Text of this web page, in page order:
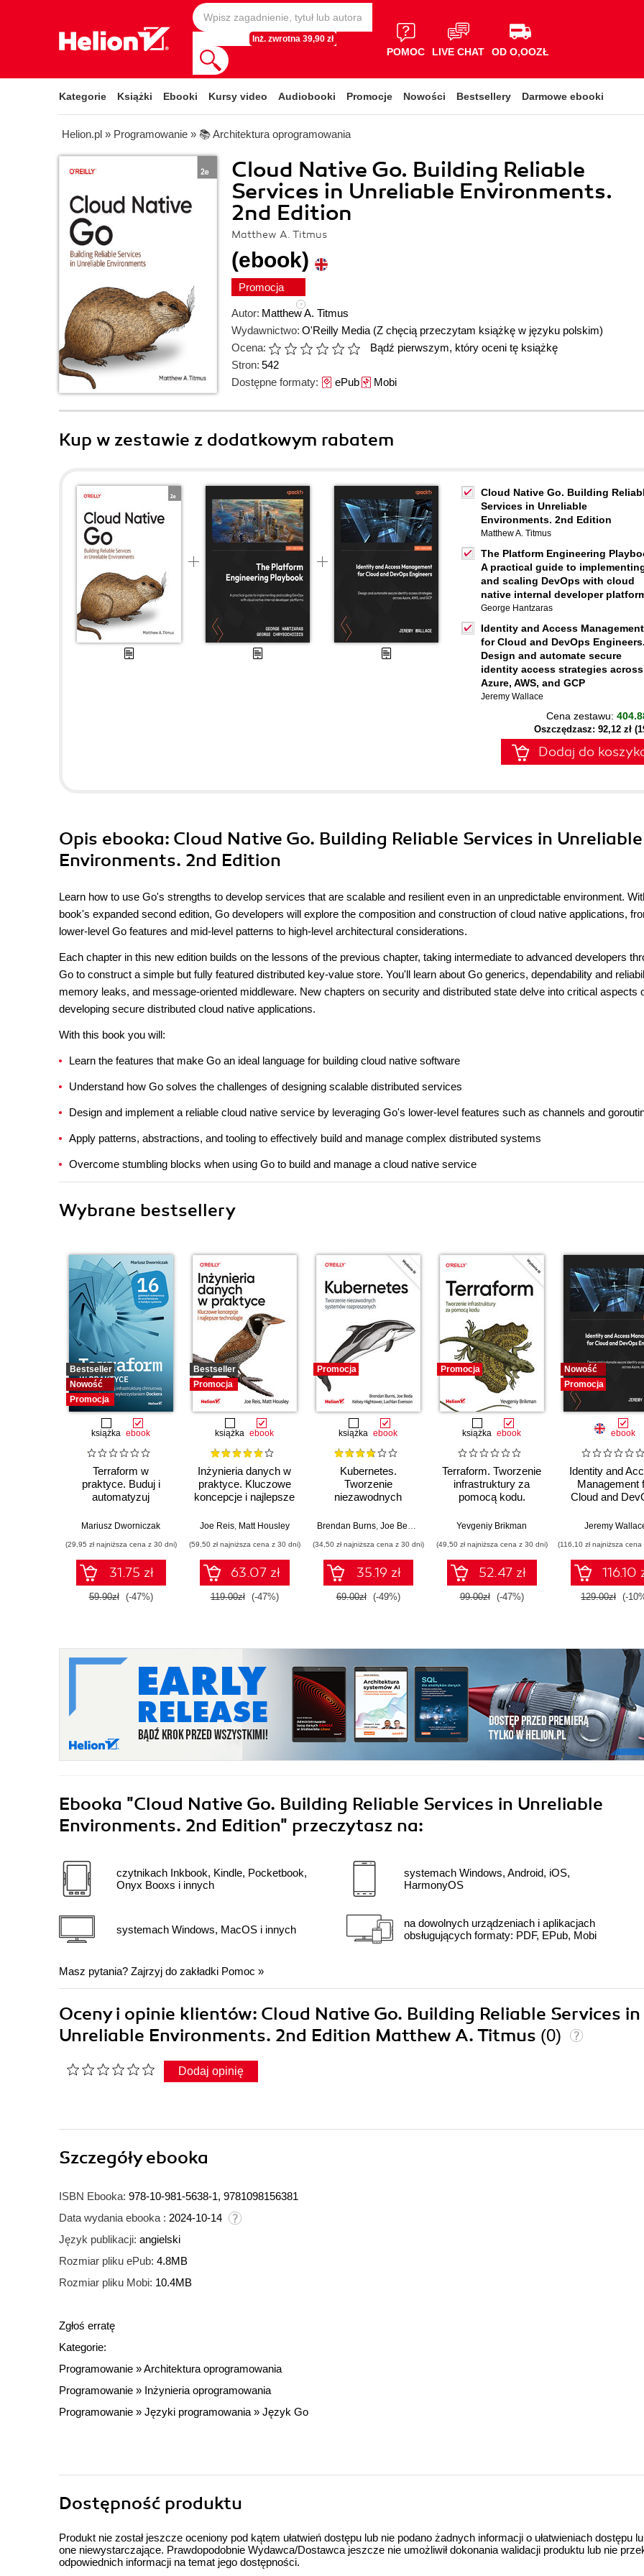
Inż. zwrotna 39,90 zł
POMOC LIVE CHAT OD O,OOZŁ
Kategorie Książki Ebooki Kursy video Audiobooki Promocje Nowości Bestsellery Darmowe ebooki
Helion.pl » Programowanie » 📚 Architektura oprogramowania
Cloud Native Go. Building Reliable
Services in Unreliable Environments.
2nd Edition
Matthew A. Titmus
(ebook)
Promocja
Autor: Matthew A. Titmus
Wydawnictwo: O'Reilly Media (Z chęcią przeczytam książkę w języku polskim)
Ocena:
Bądź pierwszym, który oceni tę książkę
Stron: 542
Dostępne formaty: ePubMobi
Kup w zestawie z dodatkowym rabatem
Cloud Native Go. Building
Services in Unreliable
Environments. 2nd Edition
Matthew A. Titmus
The Platform Engineering
A practical guide to
and scaling DevOps with cloud
native internal developer
George Hantzaras
Identity and Access Management
for Cloud and DevOps Engineers.
Design and automate secure
identity access strategies across
Azure, AWS, and GCP
Jeremy Wallace
Cena zestawu:
Oszczędzasz: 92,12 zł
Dodaj do
Opis ebooka: Cloud Native Go. Building Reliable Services in Unreliable
Environments. 2nd Edition
Learn how to use Go's strengths to develop services that are scalable and resilient even in an unpredictable environment.
book's expanded second edition, Go developers will explore the composition and construction of cloud native applications,
lower-level Go features and mid-level patterns to high-level architectural considerations.
Each chapter in this new edition builds on the lessons of the previous chapter, taking intermediate to advanced developers
Go to construct a simple but fully featured distributed key-value store. You'll learn about Go generics, dependability and
memory leaks, and message-oriented middleware. New chapters on security and distributed state delve into critical aspects
developing secure distributed cloud native applications.
With this book you will:
Learn the features that make Go an ideal language for building cloud native software
Understand how Go solves the challenges of designing scalable distributed services
Design and implement a reliable cloud native service by leveraging Go's lower-level features such as channels and
Apply patterns, abstractions, and tooling to effectively build and manage complex distributed systems
Overcome stumbling blocks when using Go to build and manage a cloud native service
Wybrane bestsellery
Bestseller
Nowość
Promocja
książka ebook
Terraform w
praktyce. Buduj i
automatyzuj
chmurową oraz
wykorzystaniem
Dockera
Mariusz Dworniczak
(29,95 zł najniższa cena z 30 dni)
31.75 zł
59.90zł (-47%)
Bestseller
Promocja
książka ebook
Inżynieria danych w
praktyce. Kluczowe
koncepcje i najlepsze
Joe Reis, Matt Housley
(59,50 zł najniższa cena z 30 dni)
63.07 zł
119.00zł (-47%)
Promocja
książka ebook
Kubernetes.
Tworzenie
niezawodnych
rozproszonych.
Brendan Burns, Joe Beda Kelsey Hightower, Lachlan Evenson
(34,50 zł najniższa cena z 30 dni)
35.19 zł
69.00zł (-49%)
Promocja
książka ebook
Terraform. Tworzenie
infrastruktury za
pomocą kodu.
Yevgeniy Brikman
(49,50 zł najniższa cena z 30 dni)
52.47 zł
99.00zł (-47%)
Nowość
Promocja
ebook
Identity and
Management
Cloud and
and automate
strategies
Azure, AWS,
GCP
Jeremy
(116,10 zł najniższa
116.10
129.00zł (-
Ebooka "Cloud Native Go. Building Reliable Services in Unreliable
Environments. 2nd Edition" przeczytasz na:
czytnikach Inkbook, Kindle, Pocketbook,
Onyx Booxs i innych
systemach Windows, MacOS i innych
systemach Windows, Android, iOS,
HarmonyOS
na dowolnych urządzeniach i aplikacjach
obsługujących formaty: PDF, EPub, Mobi
Masz pytania? Zajrzyj do zakładki Pomoc »
Oceny i opinie klientów: Cloud Native Go. Building Reliable Services in
Unreliable Environments. 2nd Edition Matthew A. Titmus (0)
Dodaj opinię
Szczegółyebooka
ISBN Ebooka: 978-10-981-5638-1, 9781098156381
Data wydania ebooka : 2024-10-14
Język publikacji: angielski
Rozmiar pliku ePub: 4.8MB
Rozmiar pliku Mobi: 10.4MB
Zgłoś erratę
Kategorie:
Programowanie »Architektura oprogramowania
Programowanie » Inżynieria oprogramowania
Programowanie » Języki programowania » Język Go
Dostępność produktu
Produkt nie został jeszcze oceniony pod kątem ułatwień dostępu lub nie podano żadnych informacji o ułatwieniach dostępu
one niewystarczające. Prawdopodobnie Wydawca/Dostawca jeszcze nie umożliwił dokonania walidacji produktu lub nie
odpowiednich informacji na temat jego dostępności.